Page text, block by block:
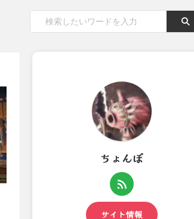
昨日のビューネイさん部屋情報
(2023年8月27日)：...
ちょんぼ
サイト情報